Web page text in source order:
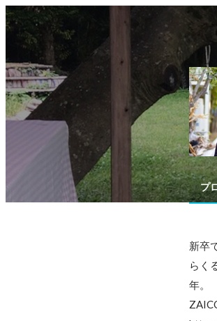
プ
新卒
らく
年。